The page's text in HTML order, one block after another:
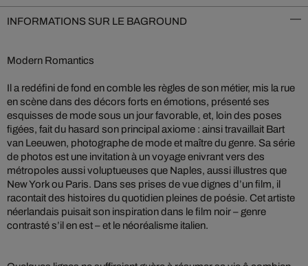
INFORMATIONS SUR LE BAGROUND
Modern Romantics
Il a redéfini de fond en comble les règles de son métier, mis la rue
en scène dans des décors forts en émotions, présenté ses
esquisses de mode sous un jour favorable, et, loin des poses
figées, fait du hasard son principal axiome : ainsi travaillait Bart
van Leeuwen, photographe de mode et maître du genre. Sa série
de photos est une invitation à un voyage enivrant vers des
métropoles aussi voluptueuses que Naples, aussi illustres que
New York ou Paris. Dans ses prises de vue dignes d’un film, il
racontait des histoires du quotidien pleines de poésie. Cet artiste
néerlandais puisait son inspiration dans le film noir – genre
contrasté s’il en est – et le néoréalisme italien.